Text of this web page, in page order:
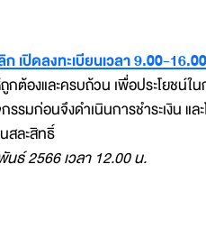
เปิดลงทะเบียนเวลา 9.00-
กต้องและครบถ้วน เพื่อประโยชน์ใ
รมก่อนจึงดำเนินการชำระเงิน แ
สละสิทธิ์
ธ์ 2566 เวลา 12.00 น.